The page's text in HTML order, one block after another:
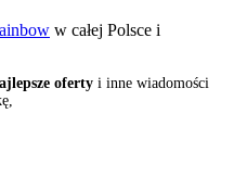
w całej Polsce i
oferty i inne wiadomości